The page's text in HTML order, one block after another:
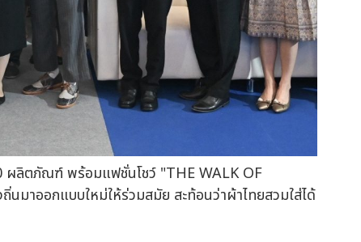
ผลิตภัณฑ์ พร้อมแฟชั่นโชว์ "THE WALK OF
าออกแบบใหม่ให้ร่วมสมัย สะท้อนว่าผ้าไทยสวมใส่ได้